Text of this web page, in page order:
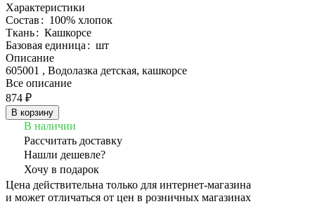
Характеристики
Состав: 100% хлопок
Ткань: Кашкорсе
Базовая единица: шт
Описание
605001 , Водолазка детская, кашкорсе
Все описание
874 ₽
В корзину
В наличии
Рассчитать доставку
Нашли дешевле?
Хочу в подарок
Цена действительна только для интернет-магазина
и может отличаться от цен в розничных магазинах